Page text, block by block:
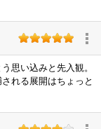
思い込みと先入観。
れる展開はちょっと